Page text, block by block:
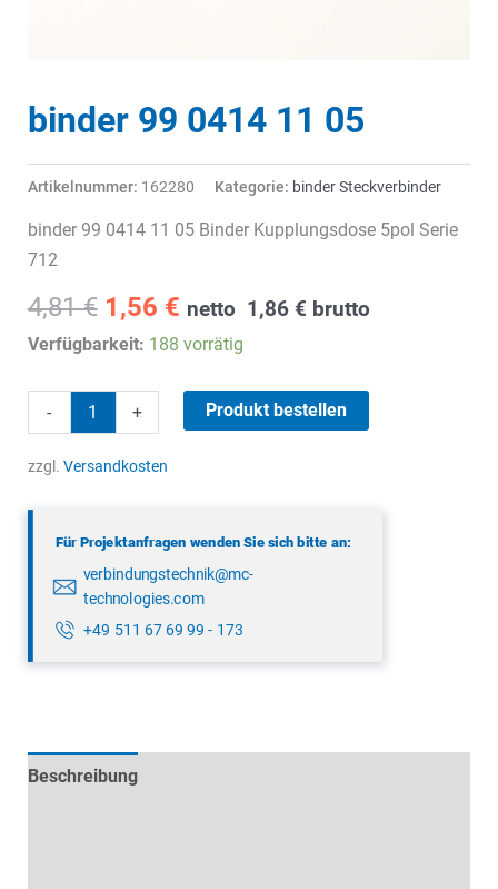
binder 99 0414 11 05
Artikelnummer: 162280 Kategorie: binder Steckverbinder
binder 99 0414 11 05 Binder Kupplungsdose 5pol Serie
712
4,81€ Ursprünglicher
Preis
4,81 €
1,56 €Aktueller
Preis
1,56 €.
netto 1,86 € brutto
Verfügbarkeit: 188 vorrätig
-
99
0414
Menge
+ Produkt bestellen
zzgl. Versandkosten
Für Projektanfragen wenden Sie sich bitte an:
verbindungstechnik@mc-
technologies.com
+49 511 67 69 99 - 173
Beschreibung